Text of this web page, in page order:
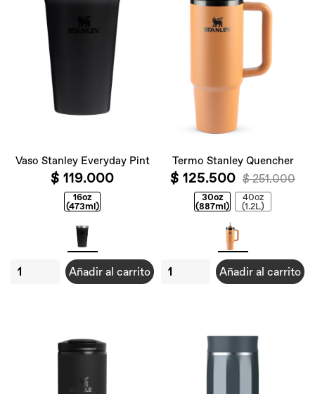
Vaso Stanley Everyday Pint
$ 119.000
16oz
(473ml)
Añadir al carrito
Termo Stanley Quencher
$ 125.500 $ 251.000
30oz
(887ml)
40oz
(1.2L)
Añadir al carrito